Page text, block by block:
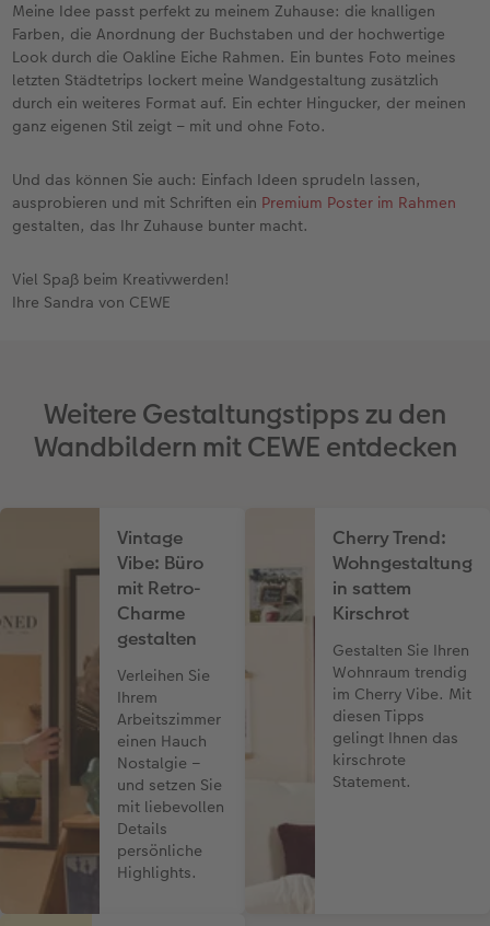
Meine Idee passt perfekt zu meinem Zuhause: die knalligen
Farben, die Anordnung der Buchstaben und der hochwertige
Look durch die Oakline Eiche Rahmen. Ein buntes Foto meines
letzten Städtetrips lockert meine Wandgestaltung zusätzlich
durch ein weiteres Format auf. Ein echter Hingucker, der meinen
ganz eigenen Stil zeigt – mit und ohne Foto.
Und das können Sie auch: Einfach Ideen sprudeln lassen,
ausprobieren und mit Schriften ein Premium Poster im Rahmen
gestalten, das Ihr Zuhause bunter macht.
Viel Spaß beim Kreativwerden!
Ihre Sandra von CEWE
Weitere Gestaltungstipps zu den
Wandbildern mit CEWE entdecken
Vintage
Vibe: Büro
mit Retro-
Charme
gestalten
Verleihen Sie
Ihrem
Arbeitszimmer
einen Hauch
Nostalgie –
und setzen Sie
mit liebevollen
Details
persönliche
Highlights.
Cherry Trend:
Wohngestaltung
in sattem
Kirschrot
Gestalten Sie Ihren
Wohnraum trendig
im Cherry Vibe. Mit
diesen Tipps
gelingt Ihnen das
kirschrote
Statement.